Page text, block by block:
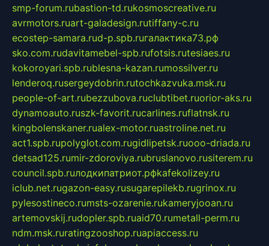
smp-forum.rubastion-td.rukosmoscreative.ru
avrmotors.ruart-galadesign.rutiffany-c.ru
ecostep-samara.rud-p.spb.ruгалактика73.рф
sko.com.rudavitamebel-spb.rufotsis.rutesiaes.ru
kokoroyari.spb.rublesna-kazan.rumossilver.ru
lenderoq.rusergeydobrin.rutochkazvuka.msk.ru
people-of-art.rubezzubova.ruclubtibet.ruorior-aks.ru
dynamoauto.ruszk-favorit.rucarlines.ruflatnsk.ru
kingbolenskaner.rualex-motor.ruastroline.net.ru
act1.spb.rupolyglot.com.rugidlipetsk.ruooo-driada.ru
detsad125.rumir-zdoroviya.rubruslanovo.rusiterem.ru
council.spb.ruлодкипатриот.рфkafekolizey.ru
iclub.net.rugazon-easy.rusugarepilekb.rugrinox.ru
pylesostineco.rumsts-ozarenie.rukameryjooan.ru
artemovskij.rudopler.spb.ruaid70.rumetall-perm.ru
ndm.msk.ruratingzooshop.ruapiaccess.ru